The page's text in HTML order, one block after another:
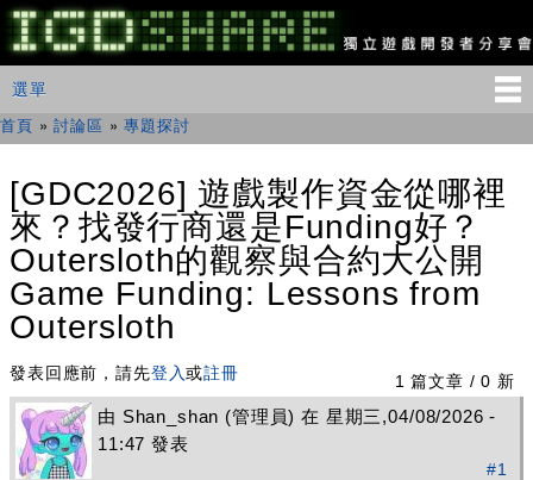
移
至
主
IGDSHARE
獨
遊
者
分
享
會
主選單
選單
您在這裡
首頁 »討論區 »專題探討
[GDC2026] 遊戲製作資金從哪裡
來？找發行商還是Funding好？
Outersloth的觀察與合約大公開
Game Funding: Lessons from
Outersloth
1 篇文章 / 0 新
發表回應前，請先登入或註冊
由 Shan_shan (管理員) 在 星期三,04/08/2026 -
11:47 發表
#1